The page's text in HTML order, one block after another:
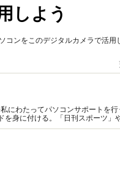
しよう
ンをこのデジタルカメラで活用
にわたってパソコンサポートを行
身に付ける。「日刊スポーツ」